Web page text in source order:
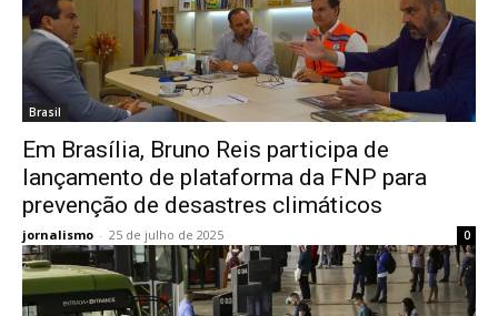
Brasil
Em Brasília, Bruno Reis participa de
lançamento de plataforma da FNP para
prevenção de desastres climáticos
jornalismo - 25 de julho de 2025 0